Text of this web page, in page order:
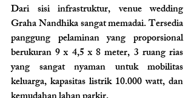
Dari sisi infrastruktur, venue wedding
Graha Nandhika sangat memadai. Tersedia
panggung pelaminan yang proporsional
berukuran 9 x 4,5 x 8 meter, 3 ruang rias
yang sangat nyaman untuk mobilitas
keluarga, kapasitas listrik 10.000 watt, dan